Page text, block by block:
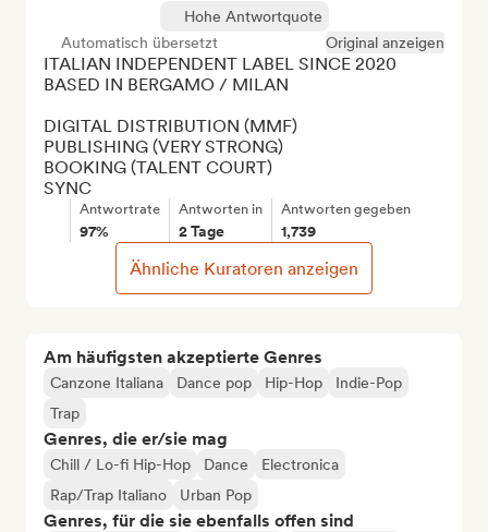
Am häufigsten akzeptierte Genres
Canzone Italiana Dance pop Hip-Hop
Indie-Pop
Trap
Genres, die er/sie mag
Chill / Lo-fi Hip-Hop Dance
Electronica
Rap/Trap Italiano
Urban Pop
Genres, für die sie ebenfalls offen sind
Hohe Antwortquote
Automatisch übersetzt
Original anzeigen
ITALIAN INDEPENDENT LABEL SINCE 2020
BASED IN BERGAMO / MILAN
DIGITAL DISTRIBUTION (MMF)
PUBLISHING (VERY STRONG)
BOOKING (TALENT COURT)
SYNC
Antwortrate
97%
Antworten in
2 Tage
Antworten gegeben
1,739
Ähnliche Kuratoren anzeigen